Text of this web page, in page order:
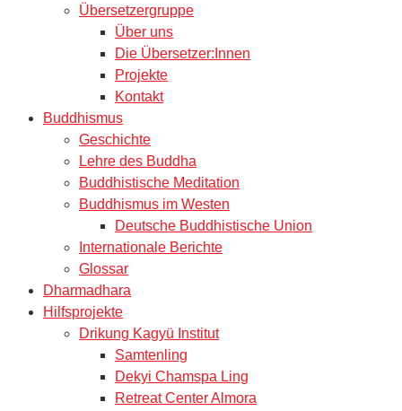
Übersetzergruppe
Über uns
Die Übersetzer:Innen
Projekte
Kontakt
Buddhismus
Geschichte
Lehre des Buddha
Buddhistische Meditation
Buddhismus im Westen
Deutsche Buddhistische Union
Internationale Berichte
Glossar
Dharmadhara
Hilfsprojekte
Drikung Kagyü Institut
Samtenling
Dekyi Chamspa Ling
Retreat Center Almora